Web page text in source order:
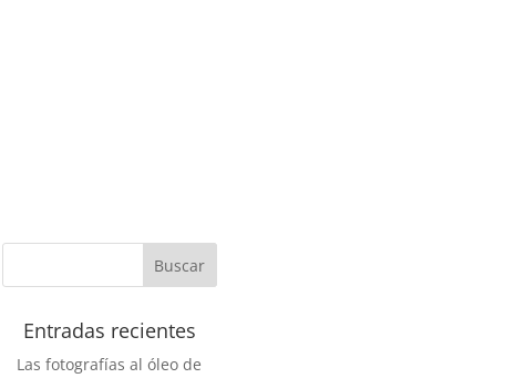
Entradas recientes
Las fotografías al óleo de